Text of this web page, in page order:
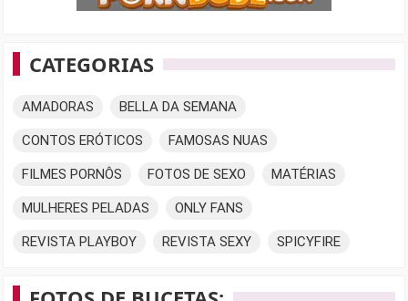
CATEGORIAS
AMADORAS BELLA DA SEMANA
CONTOS ERÓTICOS FAMOSAS NUAS
FILMES PORNÔS FOTOS DE SEXO MATÉRIAS
MULHERES PELADAS ONLY FANS
REVISTA PLAYBOY REVISTA SEXY SPICYFIRE